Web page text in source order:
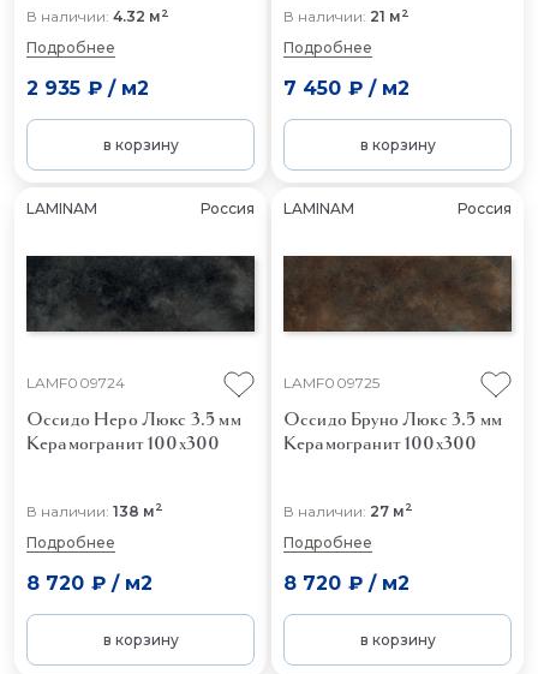
В наличии: 4.32 м2
Подробнее
2 935 ₽/ м2
в корзину
В наличии: 21 м2
Подробнее
7 450 ₽/ м2
в корзину
LAMINAM Россия
LAMF009724
Оссидо Неро Люкс 3.5 мм
Керамогранит 100x300
В наличии: 138 м2
Подробнее
8 720 ₽/ м2
в корзину
LAMINAM Россия
LAMF009725
Оссидо Бруно Люкс 3.5 мм
Керамогранит 100x300
В наличии: 27 м2
Подробнее
8 720 ₽/ м2
в корзину